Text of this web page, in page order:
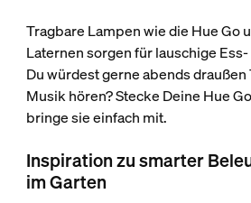
Tragbare Lampen wie die Hue Go
Laternen sorgen für lauschige
Du würdest gerne abends
Musik hören? Stecke Deine Hue
bringe sie einfach mit.
Inspiration zu smarter
im Garten